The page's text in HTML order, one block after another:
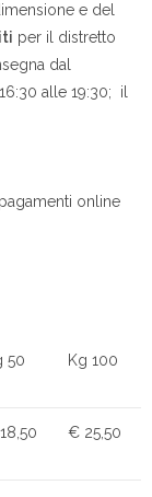
e del
per il distretto
dal
alle 19:30; il
online
50 Kg 100
€ 25,50